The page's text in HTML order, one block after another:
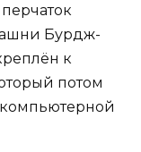
Бурдж-
к
потом